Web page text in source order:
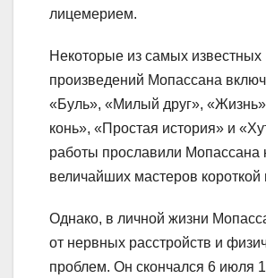
лицемерием.
Некоторые из самых известных
произведений Мопассана
«Буль», «Милый друг»,
конь», «Простая история» и
работы прославили Мопассана
величайших мастеров короткой
Однако, в личной жизни
от нервных расстройств и
проблем. Он скончался 6 июля